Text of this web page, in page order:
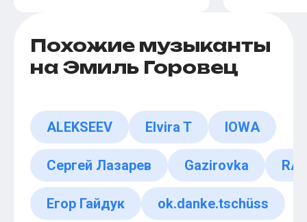
Похожие музыканты
на Эмиль Горовец
ALEKSEEV Elvira T IOWA
Сергей Лазарев Gazirovka
Егор Гайдук ok.danke.tschüss